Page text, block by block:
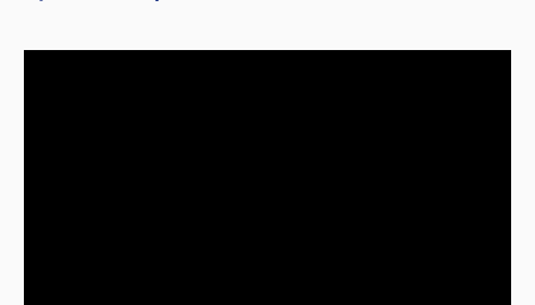
original
actual